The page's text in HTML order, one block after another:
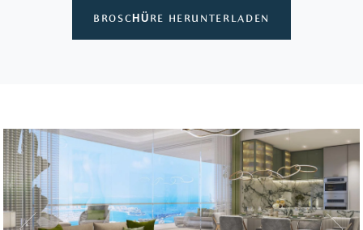
BROSCHÜRE HERUNTERLADEN